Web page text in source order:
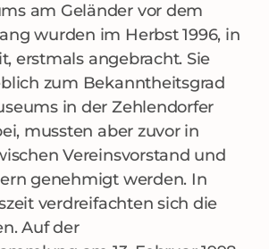
am Geländer vor dem
wurden im Herbst 1996, in
erstmals angebracht. Sie
zum Bekanntheitsgrad
in der Zehlendorfer
mussten aber zuvor in
Vereinsvorstand und
genehmigt werden. In
verdreifachten sich die
Auf der